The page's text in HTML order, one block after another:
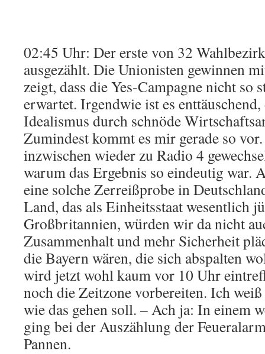
02:45 Uhr: Der erste von 32
ausgezählt. Die Unionisten gewinnen
zeigt, dass die Yes-Campagne nicht so
erwartet. Irgendwie ist es
Idealismus durch schnöde
Zumindest kommt es mir gerade so
inzwischen wieder zu Radio 4
warum das Ergebnis so eindeutig war.
eine solche Zerreißprobe in
Land, das als Einheitsstaat wesentlich
Großbritannien, würden wir da nicht
Zusammenhalt und mehr Sicherheit
die Bayern wären, die sich abspalten
wird jetzt wohl kaum vor 10 Uhr
noch die Zeitzone vorbereiten. Ich
wie das gehen soll. – Ach ja: In einem
ging bei der Auszählung der
Pannen.